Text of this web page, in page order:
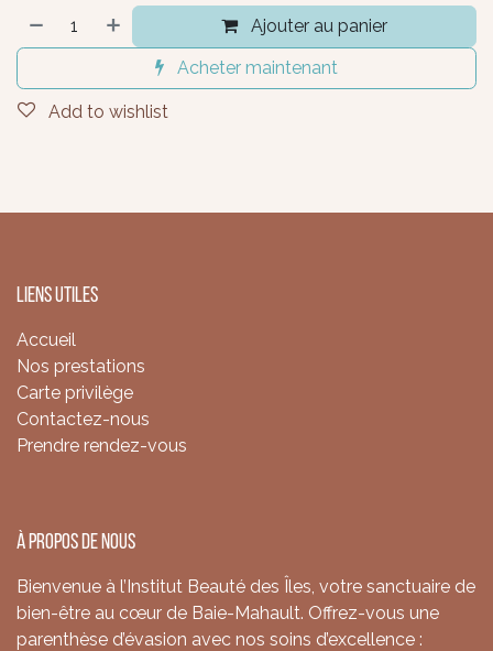
Ajouter au panier
Acheter maintenant
Add to wishlist
Liens utiles
Accueil
Nos prestations
Carte privilège
Contactez-nous
Prendre rendez-vous
À propos de nous
Bienvenue à l’Institut Beauté des Îles, votre sanctuaire de
bien-être au cœur de Baie-Mahault. Offrez-vous une
parenthèse d’évasion avec nos soins d’excellence :